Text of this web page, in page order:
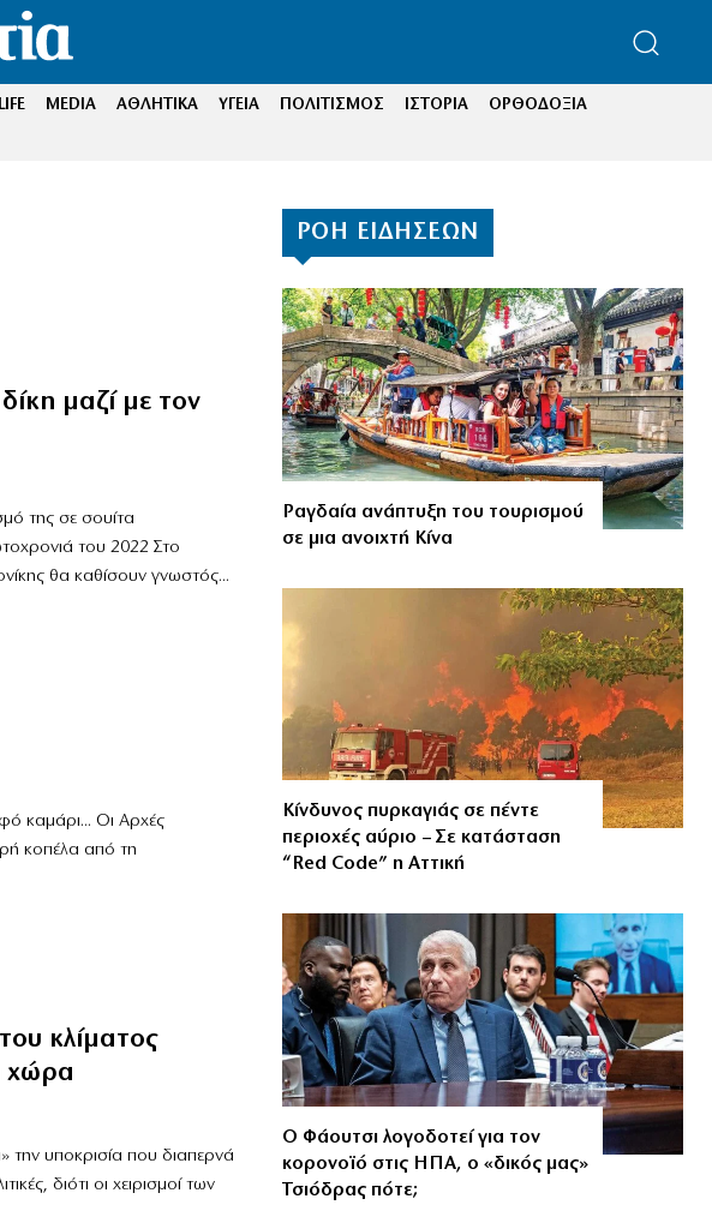
LIFE MEDIA ΑΘΛΗΤΙΚΑ ΥΓΕΙΑ ΠΟΛΙΤΙΣΜΟΣ ΙΣΤΟΡΙΑ
ΟΡΘΟΔΟΞΙΑ
μαζί με τον
της σε σουίτα
του 2022 Στο
θα καθίσουν γνωστός...
καμάρι... Οι Αρχές
κοπέλα από τη
κλίματος
χώρα
την υποκρισία που διαπερνά
διότι οι χειρισμοί των
ΡΟΗ ΕΙΔΗΣΕΩΝ
Ραγδαία ανάπτυξη του τουρισμού
σε μια ανοιχτή Κίνα
Κίνδυνος πυρκαγιάς σε πέντε
περιοχές αύριο – Σε κατάσταση
“Red Code” η Αττική
Ο Φάουτσι λογοδοτεί για τον
κορονοϊό στις ΗΠΑ, ο «δικός μας»
Τσιόδρας πότε;